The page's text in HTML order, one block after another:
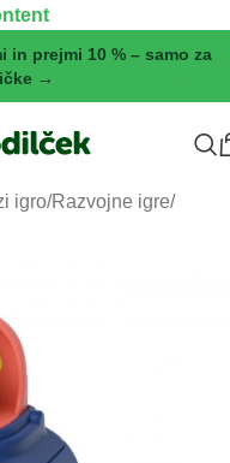
in prejmi 10 % – samo za
→
igro/Razvojne igre/